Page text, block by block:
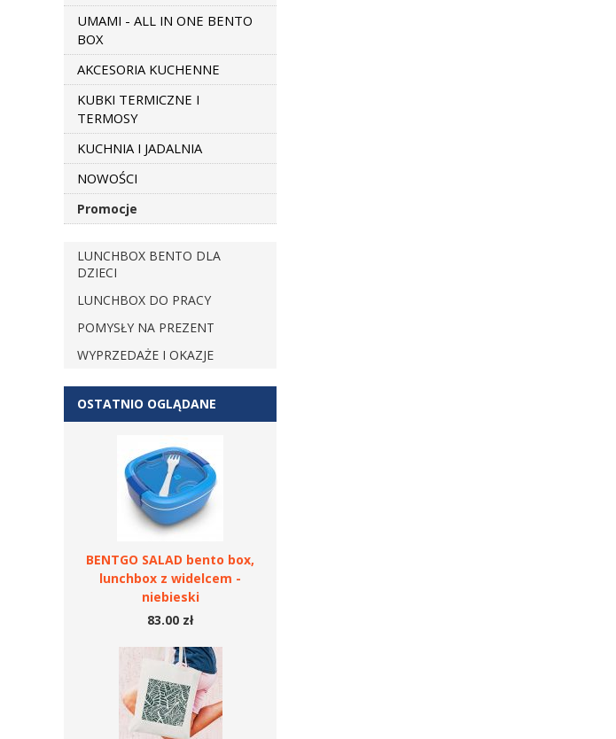
UMAMI - ALL IN ONE BENTO
BOX
AKCESORIA KUCHENNE
KUBKI TERMICZNE I
TERMOSY
KUCHNIA I JADALNIA
NOWOŚCI
Promocje
LUNCHBOX BENTO DLA
DZIECI
LUNCHBOX DO PRACY
POMYSŁY NA PREZENT
WYPRZEDAŻE I OKAZJE
OSTATNIO OGLĄDANE
BENTGO SALAD bento box,
lunchbox z widelcem -
niebieski
83.00 zł